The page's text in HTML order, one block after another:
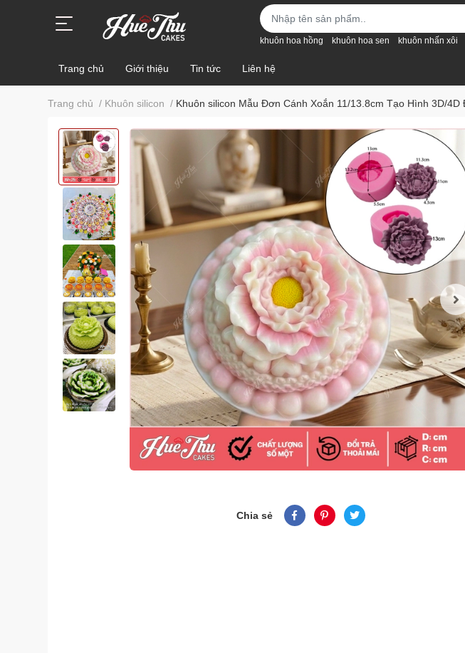
khuôn hoa hồng khuôn hoa sen khuôn nhấn xôi
Trang chủ Giới thiệu Tin tức Liên hệ
Trang chủ / Khuôn silicon / Khuôn silicon Mẫu Đơn Cánh Xoắn 11/13.8cm Tạo Hình 3D/4D
Chia sẻ